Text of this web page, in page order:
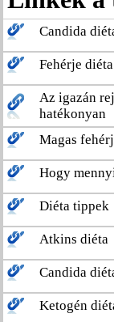
Candida
Fehérje diéta
Az igazán
hatékonyan
Magas
Hogy
Diéta tippek
Atkins diéta
Candida
Ketogén